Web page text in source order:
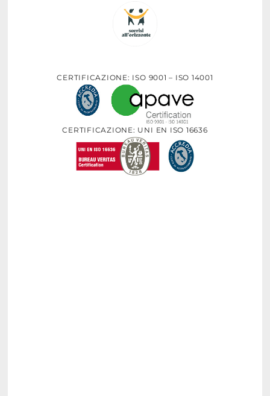
CERTIFICAZIONE: ISO 9001 – ISO 14001
CERTIFICAZIONE: UNI EN ISO 16636